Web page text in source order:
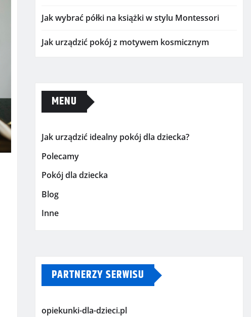
Jak wybrać półki na książki w stylu Montessori
Jak urządzić pokój z motywem kosmicznym
MENU
Jak urządzić idealny pokój dla dziecka?
Polecamy
Pokój dla dziecka
Blog
Inne
PARTNERZY SERWISU
opiekunki-dla-dzieci.pl